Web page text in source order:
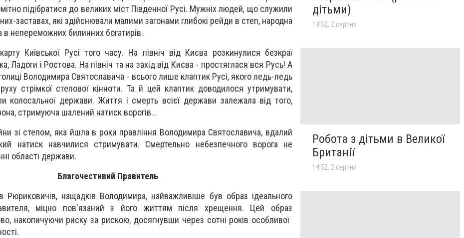
підібратися до великих міст Південної Русі. Мужніх людей, що служили
заставах, які здійснювали малими загонами глибокі рейди в степ, народна
непереможних билинних богатирів.
Київської Русі того часу. На північ від Києва розкинулися безкраї
Ладоги і Ростова. На північ та на захід від Києва - простяглася вся Русь! А
Володимира Святославича - всього лише клаптик Русі, якого ледь-ледь
стрімкої степової кінноти. Та й цей клаптик доводилося утримувати,
колосальної держави. Життя і смерть всієї держави залежала від того,
стримуюча шалений натиск ворогів...
зі степом, яка йшла в роки правління Володимира Святославича, вдалий
натиск навчилися стримувати. Смертельно небезпечного ворога не
області держави.
Благочестивий Правитель
Рюриковичів, нащадків Володимира, найважливіше був образ ідеального
міцно пов'язаний з його життям після хрещення. Цей образ
накопичуючи риску за рискою, досягнувши через сотні років особливої
дітьми)
14:52, 2 серпня
Робота з дітьми в Великої
Британії
14:52, 2 серпня